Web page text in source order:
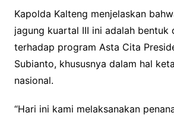
Kapolda Kalteng menjelaskan
jagung kuartal III ini adalah bentuk
terhadap program Asta Cita
Subianto, khususnya dalam hal
nasional.
“Hari ini kami melaksanakan